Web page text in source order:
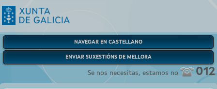
NAVEGAR EN CASTELLANO
ENVIAR SUXESTIÓNS DE MELLORA
Se nos necesitas, estamos no 012